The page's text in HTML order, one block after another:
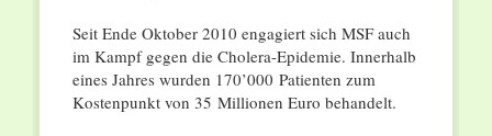
Seit Ende Oktober 2010 engagiert sich MSF auch
im Kampf gegen die Cholera-Epidemie. Innerhalb
eines Jahres wurden 170’000 Patienten zum
Kostenpunkt von 35 Millionen Euro behandelt.